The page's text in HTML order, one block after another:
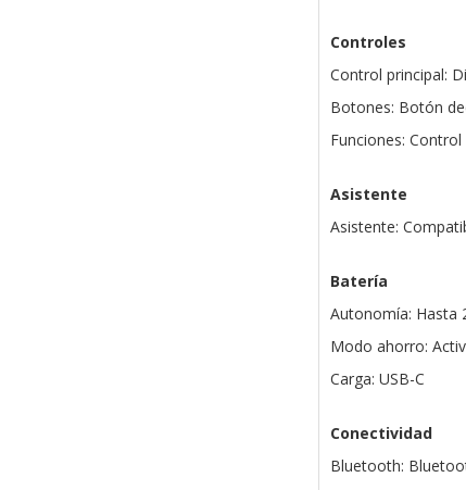
Controles
Control principal:
Botones: Botón
Funciones:
Asistente
Asistente:
Batería
Autonomía: Hasta
Modo ahorro:
Carga: USB-C
Conectividad
Bluetooth: